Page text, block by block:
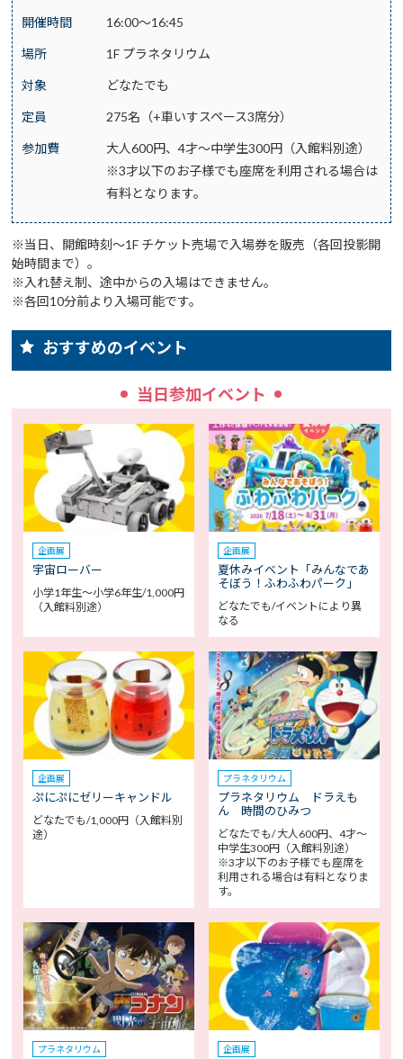
開催時間 16:00～16:45
場所 1F プラネタリウム
対象 どなたでも
定員 275名（+車いすスペース3席分）
参加費
大人600円、4才～中学生300円（入館料別途）
※3才以下のお子様でも座席を利用される場合は
有料となります。
※当日、開館時刻～1F チケット売場で入場券を販売（各回投影開
始時間まで）。
※入れ替え制、途中からの入場はできません。
※各回10分前より入場可能です。
おすすめのイベント
当日参加イベント
企画展
宇宙ローバー
小学1年生～小学6年生/1,000円
（入館料別途）
企画展
夏休みイベント「みんなであ
そぼう！ふわふわパーク」
どなたでも/イベントにより異
なる
企画展
ぷにぷにゼリーキャンドル
どなたでも/1,000円（入館料別
途）
プラネタリウム
プラネタリウム ドラえも
ん 時間のひみつ
どなたでも/ 大人600円、4才～
中学生300円（入館料別途）
※3才以下のお子様でも座席を
利用される場合は有料となりま
す。
プラネタリウム 企画展